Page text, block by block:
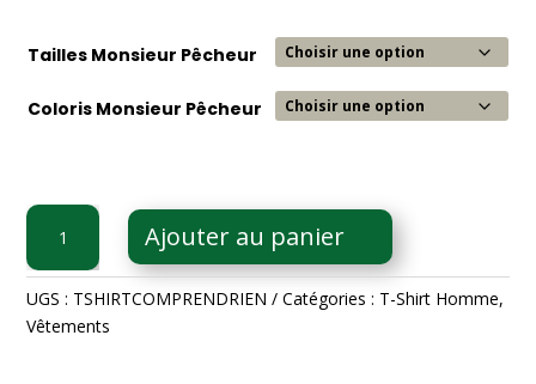
Tailles Monsieur Pêcheur
Coloris Monsieur Pêcheur
quantité
T-
Shirt
Je
Ajouter au panier
UGS : TSHIRTCOMPRENDRIEN Catégories : T-Shirt Homme,
Vêtements